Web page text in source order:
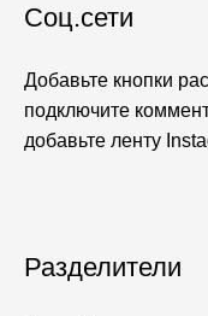
Соц.сети
Добавьте кнопки
подключите
добавьте ленту
Разделители